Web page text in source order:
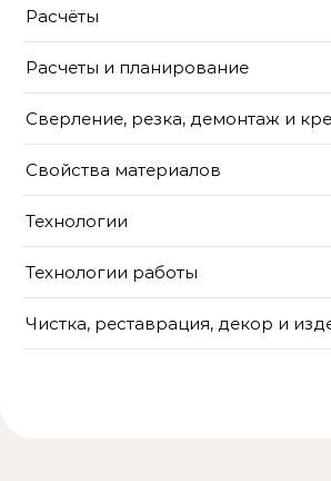
Расчёты
Расчеты и планирование
Сверление, резка, демонтаж и
Свойства материалов
Технологии
Технологии работы
Чистка, реставрация, декор и